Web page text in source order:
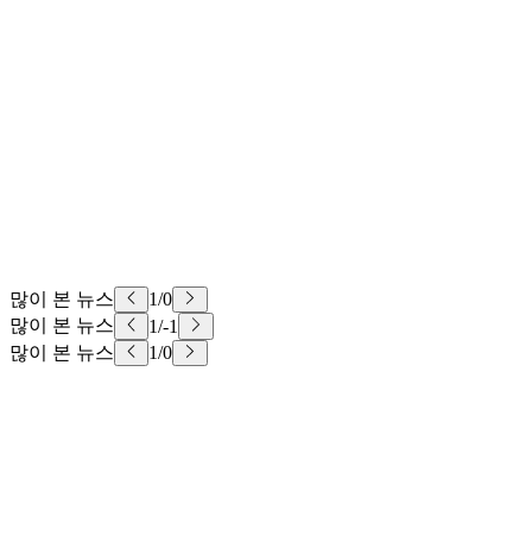
많이 본 뉴스 1/0
많이 본 뉴스
1/-1
많이 본 뉴스
1/0